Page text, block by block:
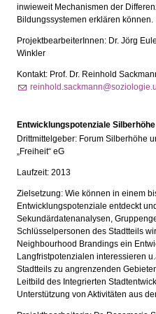
inwieweit Mechanismen der
Bildungssystemen erklären können.
ProjektbearbeiterInnen: Dr. Jörg
Winkler
Kontakt: Prof. Dr. Reinhold
Entwicklungspotenziale Silberhöhe
Drittmittelgeber: Forum Silberhöhe
„Freiheit“ eG
Laufzeit: 2013
Zielsetzung: Wie können in einem
Entwicklungspotenziale entdeckt
Sekundärdatenanalysen,
Schlüsselpersonen des Stadtteils
Neighbourhood Brandings ein
Langfristpotenzialen interessieren
Stadtteils zu angrenzenden
Leitbild des Integrierten
Unterstützung von Aktivitäten aus